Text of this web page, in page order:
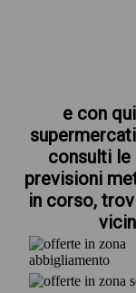
e con
consulti
previsioni
in corso,